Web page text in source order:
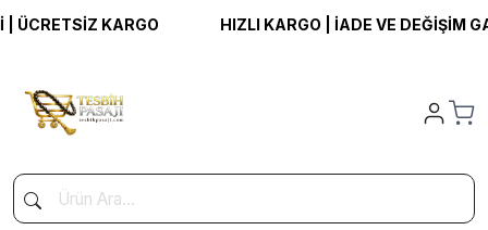
KARGO HIZLI KARGO | İADE VE DEĞİŞİM